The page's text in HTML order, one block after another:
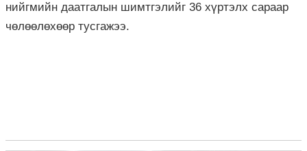
нийгмийн даатгалын шимтгэлийг 36 хүртэлх сараар
чөлөөлөхөөр тусгажээ.